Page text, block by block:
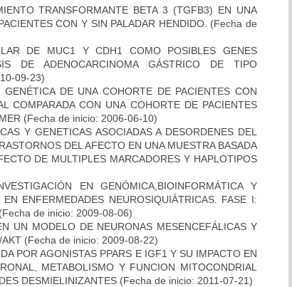
TRANSFORMANTE BETA 3 (TGFB3) EN UNA
CON Y SIN PALADAR HENDIDO. (Fecha de
DE MUC1 Y CDH1 COMO POSIBLES GENES
DE ADENOCARCINOMA GÁSTRICO DE TIPO
09-23)
DE UNA COHORTE DE PACIENTES CON
COMPARADA CON UNA COHORTE DE PACIENTES
(Fecha de inicio: 2006-06-10)
Y GENETICAS ASOCIADAS A DESORDENES DEL
DEL AFECTO EN UNA MUESTRA BASADA
DE MULTIPLES MARCADORES Y HAPLOTIPOS
EN GENÓMICA,BIOINFORMÁTICA Y
ENFERMEDADES NEUROSIQUIÁTRICAS. FASE I:
(Fecha de inicio: 2009-08-06)
UN MODELO DE NEURONAS MESENCEFÁLICAS Y
AKT (Fecha de inicio: 2009-08-22)
POR AGONISTAS PPARS E IGF1 Y SU IMPACTO EN
METABOLISMO Y FUNCION MITOCONDRIAL
DESMIELINIZANTES (Fecha de inicio: 2011-07-21)